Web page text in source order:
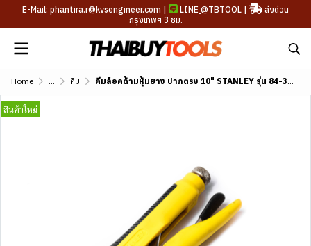
E-Mail: phantira.r@kvsengineer.com | LINE @TBTOOL |
ส่งด่วน
กรุงเทพฯ 3 ชม.
Home ... คีม คีมล็อคด้ามหุ้มยาง ปากตรง 10" STANLEY รุ่น 84-371-1-S
สินค้าใหม่